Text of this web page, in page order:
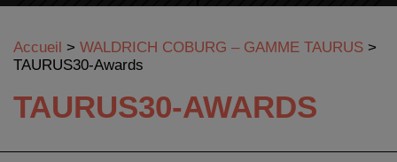
Accueil > WALDRICH COBURG – GAMME TAURUS >
TAURUS30-Awards
TAURUS30-AWARDS